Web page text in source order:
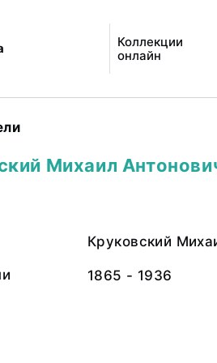
Коллекции
онлайн
Михаил
Круковский
1865 - 1936